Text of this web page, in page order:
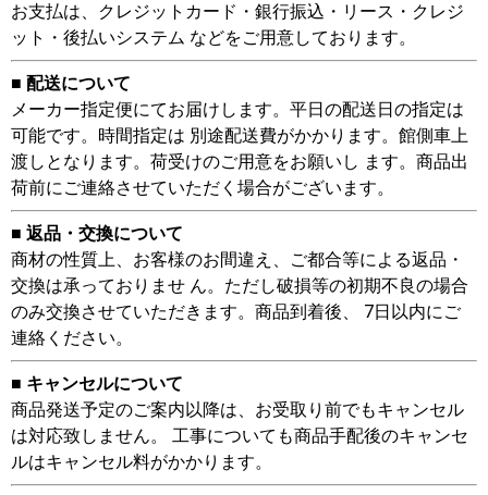
お支払は、クレジットカード・銀行振込・リース・クレジ
ット・後払いシステム などをご用意しております。
■ 配送について
メーカー指定便にてお届けします。平日の配送日の指定は
可能です。時間指定は 別途配送費がかかります。館側車上
渡しとなります。荷受けのご用意をお願いし ます。商品出
荷前にご連絡させていただく場合がございます。
■ 返品・交換について
商材の性質上、お客様のお間違え、ご都合等による返品・
交換は承っておりませ ん。ただし破損等の初期不良の場合
のみ交換させていただきます。商品到着後、 7日以内にご
連絡ください。
■ キャンセルについて
商品発送予定のご案内以降は、お受取り前でもキャンセル
は対応致しません。 工事についても商品手配後のキャンセ
ルはキャンセル料がかかります。